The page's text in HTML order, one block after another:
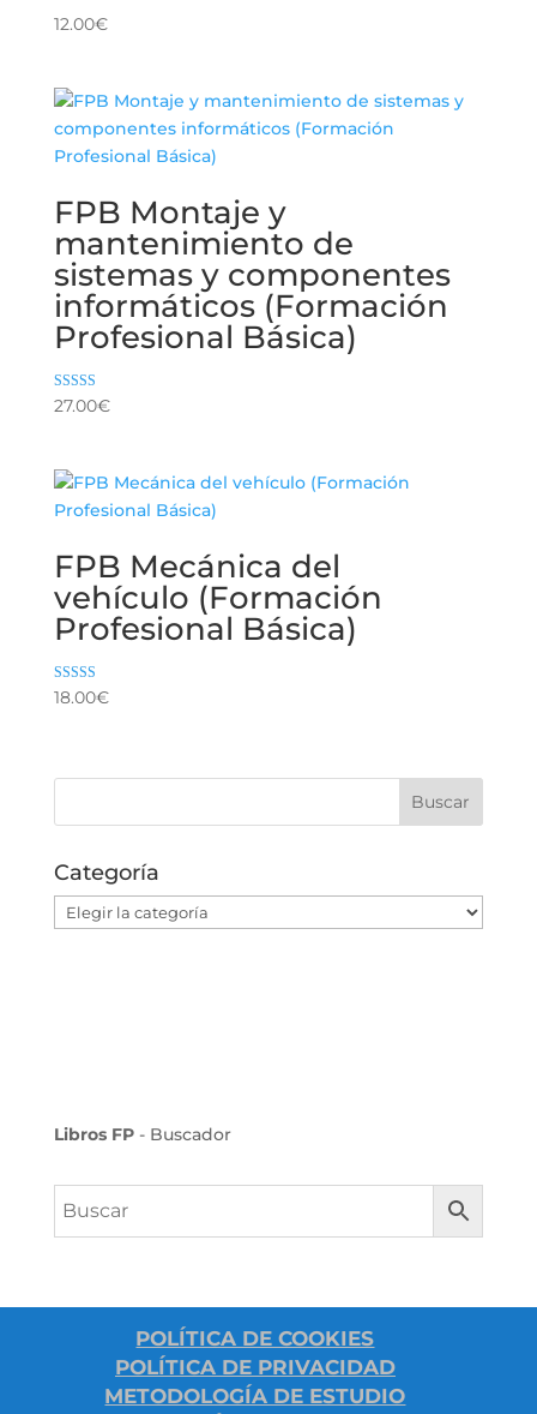
12.00€
FPB Montaje y
mantenimiento de
sistemas y componentes
informáticos (Formación
Profesional Básica)
Valorado con
5.00
27.00€
FPB Mecánica del
vehículo (Formación
Profesional Básica)
Valorado con
5.00
18.00€
Categoría
Categoría
Libros FP- Buscador
POLÍTICA DE COOKIES
POLÍTICA DE PRIVACIDAD
METODOLOGÍA DE ESTUDIO